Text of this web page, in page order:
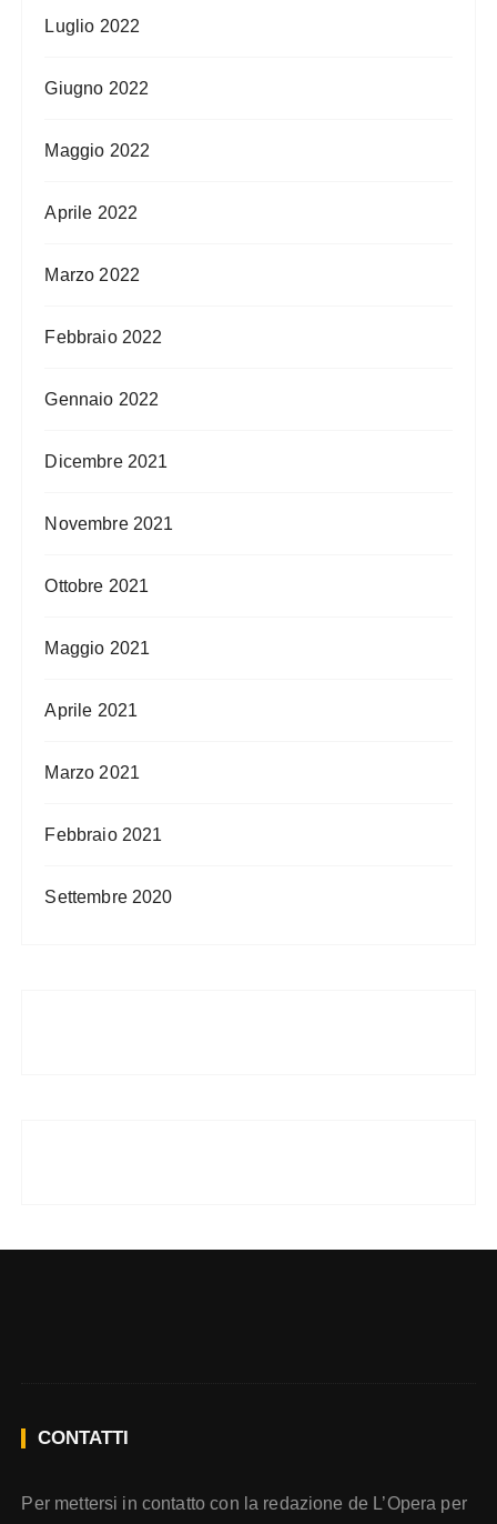
Luglio 2022
Giugno 2022
Maggio 2022
Aprile 2022
Marzo 2022
Febbraio 2022
Gennaio 2022
Dicembre 2021
Novembre 2021
Ottobre 2021
Maggio 2021
Aprile 2021
Marzo 2021
Febbraio 2021
Settembre 2020
CONTATTI
Per mettersi in contatto con la redazione de L’Opera per